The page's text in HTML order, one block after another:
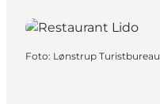
Foto: Lønstrup Turistbureau